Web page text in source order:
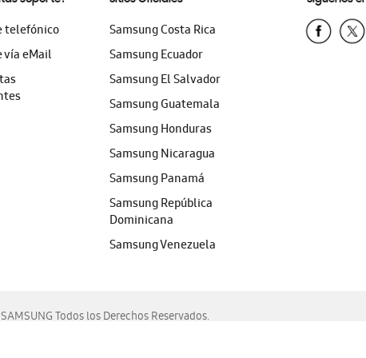
telefónico
vía eMail
Samsung Costa Rica
Samsung Ecuador
Samsung El Salvador
Samsung Guatemala
Samsung Honduras
Samsung Nicaragua
Samsung Panamá
Samsung República
Dominicana
Samsung Venezuela
Todos los Derechos Reservados.